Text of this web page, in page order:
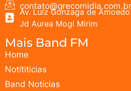
contato@grecomidia.com.br
Av. Luiz Gonzaga de
Jd Aurea Mogi Mirim
Mais Band FM
Home
Notítiticias
Band Notícias